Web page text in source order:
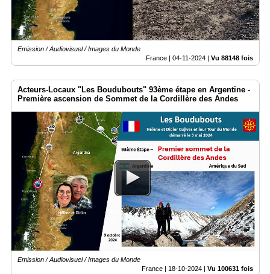
Emission / Audiovisuel / Images du Monde
France | 04-11-2024 | Vu 88148 fois
Acteurs-Locaux "Les Boudubouts" 93ème étape en Argentine -
Première ascension de Sommet de la Cordillère des Andes
Emission / Audiovisuel / Images du Monde
France | 18-10-2024 | Vu 100631 fois